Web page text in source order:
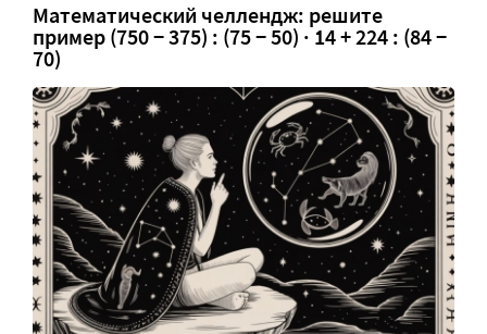
Математический челлендж: решите
пример (750 − 375) : (75 − 50) · 14 + 224 : (84 −
70)